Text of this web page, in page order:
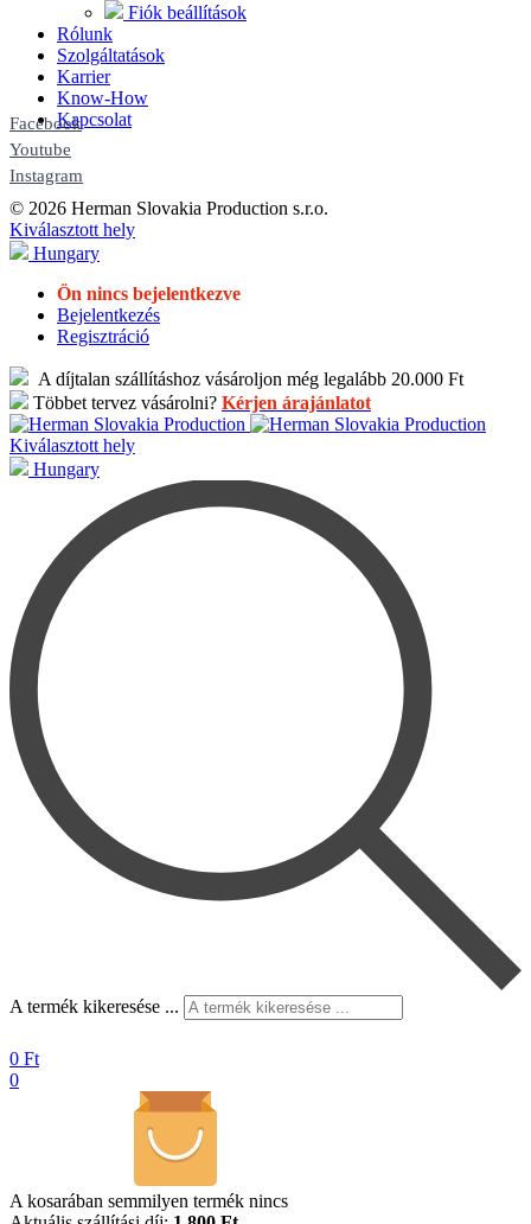
Fiók beállítások
Rólunk
Szolgáltatások
Karrier
Know-How
Kapcsolat
Facebook
Youtube
Instagram
© 2026 Herman Slovakia Production s.r.o.
Kiválasztott hely
Hungary
Ön nincs bejelentkezve
Bejelentkezés
Regisztráció
A díjtalan szállításhoz vásároljon még legalább 20.000 Ft
Többet tervez vásárolni? Kérjen árajánlatot
Kiválasztott hely
Hungary
A termék kikeresése ...
0 Ft
0
A kosarában semmilyen termék nincs